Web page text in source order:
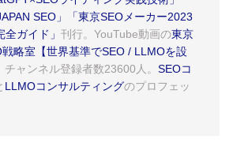
SEO」
「東京SEOメーカー2023
ガイド」 刊行。YouTube動画の東京
略室【世界基準でSEO / LLMOを設
チャンネル登録者数23600人。 SEOコ
LLMOコンサルティングのプロフェッ